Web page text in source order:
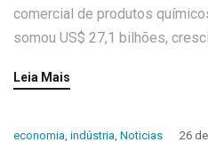
comercial de produtos
somou US$ 27,1 bilhões,
Leia Mais
economia, indústria, Noticias 26